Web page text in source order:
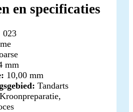
en specificaties
023
mm
10,00 mm
Tandarts
Kroonpreparatie,